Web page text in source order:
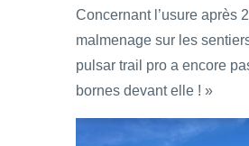
Concernant l’usure après
malmenage sur les
pulsar trail pro a encore
bornes devant elle ! »